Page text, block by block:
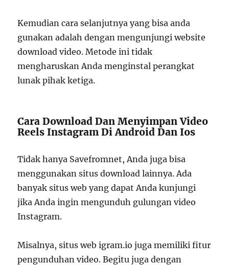
Kemudian cara selanjutnya yang bisa anda
gunakan adalah dengan mengunjungi website
download video. Metode ini tidak
mengharuskan Anda menginstal perangkat
lunak pihak ketiga.
Cara Download Dan Menyimpan Video
Reels Instagram Di Android Dan Ios
Tidak hanya Savefromnet, Anda juga bisa
menggunakan situs download lainnya. Ada
banyak situs web yang dapat Anda kunjungi
jika Anda ingin mengunduh gulungan video
Instagram.
Misalnya, situs web igram.io juga memiliki fitur
pengunduhan video. Begitu juga dengan